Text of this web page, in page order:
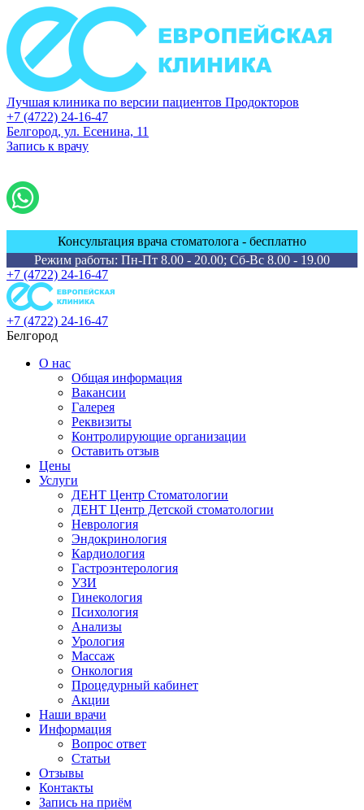
Лучшая клиника по версии пациентов Продокторов
+7 (4722) 24-16-47
Белгород, ул. Есенина, 11
Запись к врачу
Консультация врача стоматолога - бесплатно
Режим работы: Пн-Пт 8.00 - 20.00; Сб-Вс 8.00 - 19.00
+7 (4722) 24-16-47
+7 (4722) 24-16-47
Белгород
О нас
Общая информация
Вакансии
Галерея
Реквизиты
Контролирующие организации
Оставить отзыв
Цены
Услуги
ДЕНТ Центр Стоматологии
ДЕНТ Центр Детской стоматологии
Неврология
Эндокринология
Кардиология
Гастроэнтерология
УЗИ
Гинекология
Психология
Анализы
Урология
Массаж
Онкология
Процедурный кабинет
Акции
Наши врачи
Информация
Вопрос ответ
Статьи
Отзывы
Контакты
Запись на приём